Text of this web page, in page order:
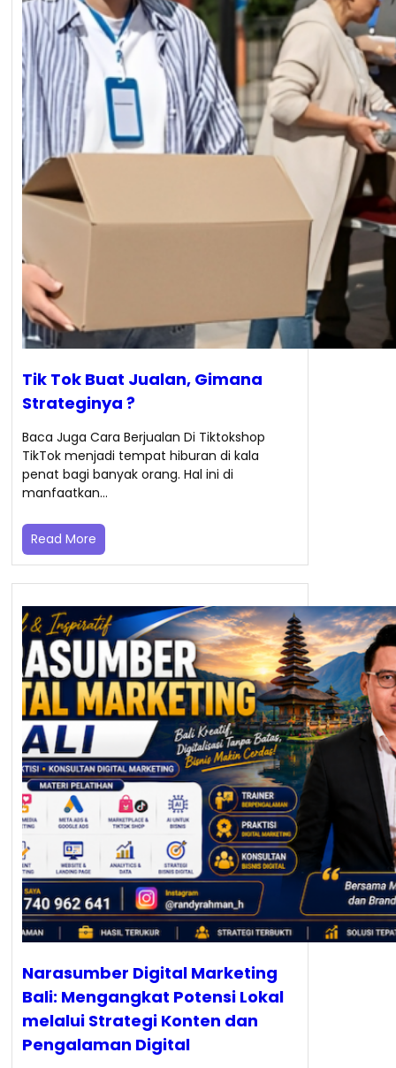
Tik Tok Buat Jualan, Gimana
Strateginya ?
Baca Juga Cara Berjualan Di Tiktokshop
TikTok menjadi tempat hiburan di kala
penat bagi banyak orang. Hal ini di
manfaatkan…
Read More
Narasumber Digital Marketing
Bali: Mengangkat Potensi Lokal
melalui Strategi Konten dan
Pengalaman Digital